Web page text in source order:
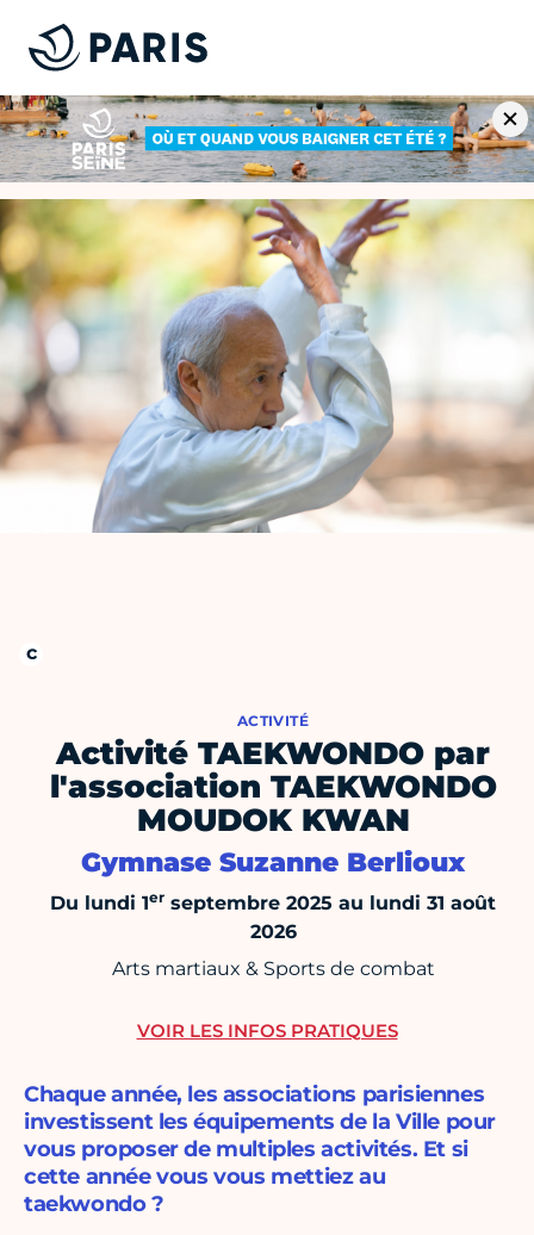
ACTIVITÉ
Activité TAEKWONDO par
l'association TAEKWONDO
MOUDOK KWAN
Gymnase Suzanne Berlioux
Du lundi 1er septembre 2025 au lundi 31 août
2026
Arts martiaux & Sports de combat
Chaque année, les associations parisiennes
investissent les équipements de la Ville pour
vous proposer de multiples activités. Et si
cette année vous vous mettiez au
taekwondo ?
VOIR LES INFOS PRATIQUES